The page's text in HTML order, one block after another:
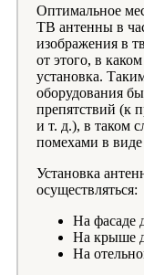
Оптимальное
ТВ антенны в
изображения в
от этого, в
установка.
оборудования
препятствий (к
и т. д.), в таком
помехами в
Установка
осуществляться:
На фасаде
На крыше
На